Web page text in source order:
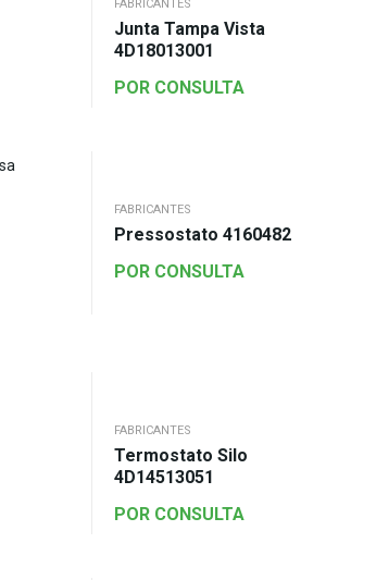
FABRICANTES
Junta Tampa Vista
4D18013001
POR CONSULTA
FABRICANTES
Pressostato 4160482
POR CONSULTA
FABRICANTES
Termostato Silo
4D14513051
POR CONSULTA